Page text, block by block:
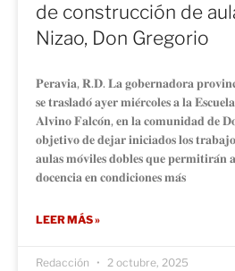
de construcción de
Nizao, Don Gregorio
𝐏𝐞𝐫𝐚𝐯𝐢𝐚, 𝐑.𝐃. 𝐋𝐚 𝐠𝐨𝐛𝐞𝐫𝐧𝐚𝐝𝐨𝐫𝐚
𝐬𝐞 𝐭𝐫𝐚𝐬𝐥𝐚𝐝𝐨́ 𝐚𝐲𝐞𝐫 𝐦𝐢𝐞́𝐫𝐜𝐨𝐥𝐞𝐬 𝐚 𝐥𝐚
𝐀𝐥𝐯𝐢𝐧𝐨 𝐅𝐚𝐥𝐜𝐨́𝐧, 𝐞𝐧 𝐥𝐚 𝐜𝐨𝐦𝐮𝐧𝐢𝐝𝐚𝐝 𝐝𝐞
𝐨𝐛𝐣𝐞𝐭𝐢𝐯𝐨 𝐝𝐞 𝐝𝐞𝐣𝐚𝐫 𝐢𝐧𝐢𝐜𝐢𝐚𝐝𝐨𝐬 𝐥𝐨𝐬
𝐚𝐮𝐥𝐚𝐬 𝐦𝐨́𝐯𝐢𝐥𝐞𝐬 𝐝𝐨𝐛𝐥𝐞𝐬 𝐪𝐮𝐞 𝐩𝐞𝐫𝐦𝐢𝐭𝐢𝐫𝐚́𝐧 𝐚
𝐝𝐨𝐜𝐞𝐧𝐜𝐢𝐚 𝐞𝐧 𝐜𝐨𝐧𝐝𝐢𝐜𝐢𝐨𝐧𝐞𝐬 𝐦𝐚́𝐬
LEER MÁS »
Redacción 2 octubre, 2025